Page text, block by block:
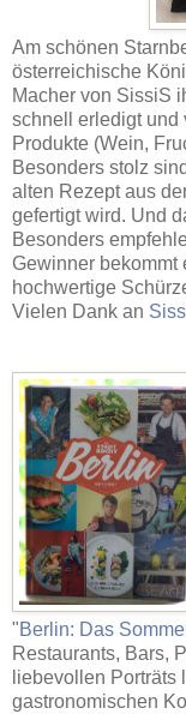
Am schönen
österreichische
Macher von SissiS
schnell erledigt und
Produkte (Wein,
Besonders stolz
alten Rezept aus
gefertigt wird. Und
Besonders
Gewinner
hochwertige
Vielen Dank an
"Berlin: Das
Restaurants, Bars,
liebevollen Porträts
gastronomischen